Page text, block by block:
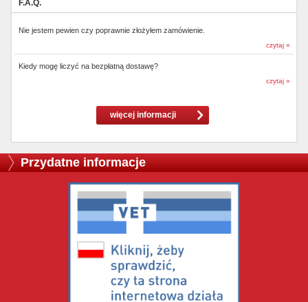
F.A.Q.
Nie jestem pewien czy poprawnie złożyłem zamówienie.
czytaj »
Kiedy mogę liczyć na bezpłatną dostawę?
czytaj »
więcej informacji
Przydatne informacje